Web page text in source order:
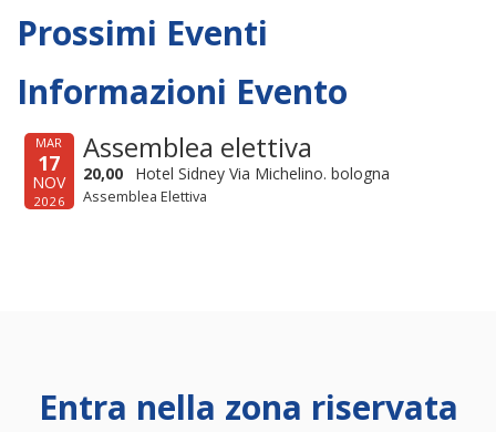
Prossimi Eventi
Informazioni Evento
MAR
17
NOV
2026
Assemblea elettiva
20,00 Hotel Sidney Via Michelino. bologna
Assemblea Elettiva
Entra nella zona riservata